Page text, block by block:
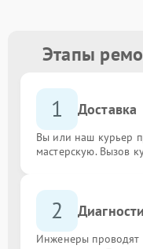
Этапы
1 Доставка
Вы или наш курьер
мастерскую. Вызов
2
Инженеры проводят